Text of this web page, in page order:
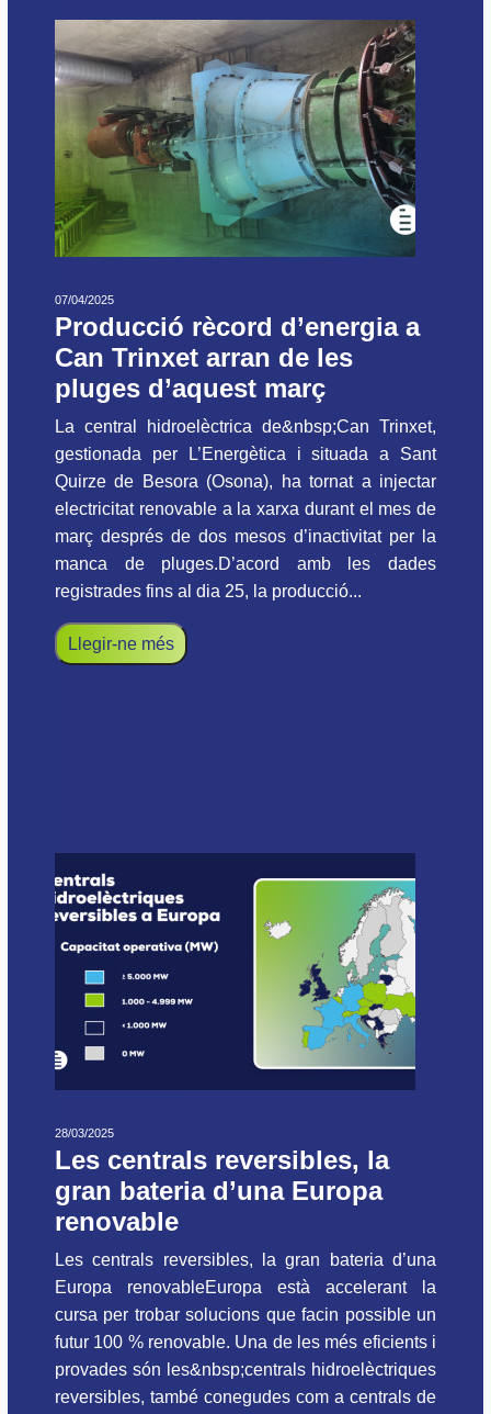
07/04/2025
Producció rècord d’energia a
Can Trinxet arran de les
pluges d’aquest març
La central hidroelèctrica de&nbsp;Can Trinxet,
gestionada per L’Energètica i situada a Sant
Quirze de Besora (Osona), ha tornat a injectar
electricitat renovable a la xarxa durant el mes de
març després de dos mesos d’inactivitat per la
manca de pluges.D’acord amb les dades
registrades fins al dia 25, la producció...
Llegir-ne més
28/03/2025
Les centrals reversibles, la
gran bateria d’una Europa
renovable
Les centrals reversibles, la gran bateria d’una
Europa renovableEuropa està accelerant la
cursa per trobar solucions que facin possible un
futur 100 % renovable. Una de les més eficients i
provades són les&nbsp;centrals hidroelèctriques
reversibles, també conegudes com a centrals de